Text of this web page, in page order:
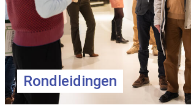
Rondleidingen